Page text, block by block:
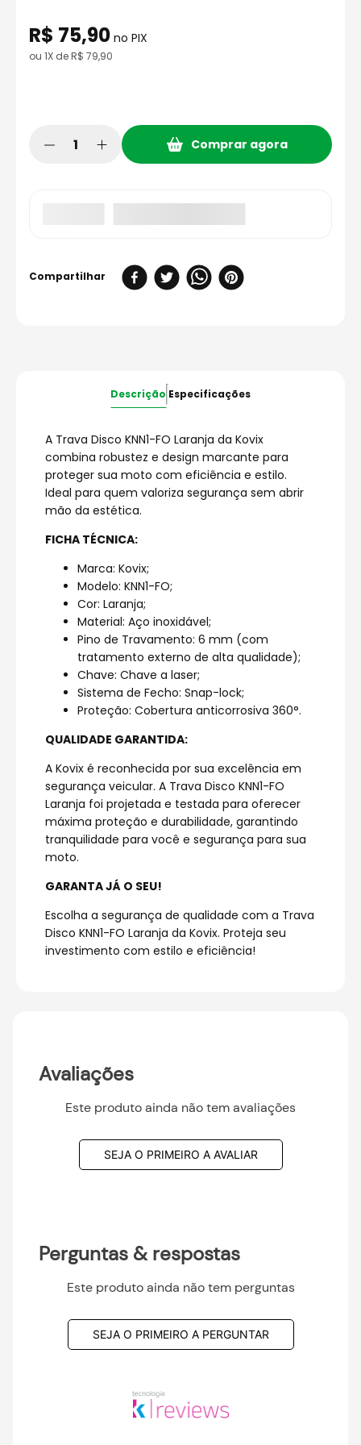
9º capacete aberto
10º race tech
R$ 75,90 no PIX
ou 1X deR$ 79,90
Comprar agora
Descrição Especificações
A Trava Disco KNN1-FO Laranja da Kovix
combina robustez e design marcante para
proteger sua moto com eficiência e estilo.
Ideal para quem valoriza segurança sem abrir
mão da estética.
FICHA TÉCNICA:
Marca: Kovix;
Modelo: KNN1-FO;
Cor: Laranja;
Material: Aço inoxidável;
Pino de Travamento: 6 mm (com
tratamento externo de alta qualidade);
Chave: Chave a laser;
Sistema de Fecho: Snap-lock;
Proteção: Cobertura anticorrosiva 360°.
QUALIDADE GARANTIDA:
A Kovix é reconhecida por sua excelência em
segurança veicular. A Trava Disco KNN1-FO
Laranja foi projetada e testada para oferecer
máxima proteção e durabilidade, garantindo
tranquilidade para você e segurança para sua
moto.
GARANTA JÁ O SEU!
Escolha a segurança de qualidade com a Trava
Disco KNN1-FO Laranja da Kovix. Proteja seu
investimento com estilo e eficiência!
Avaliações
Este produto ainda não tem avaliações
SEJA O PRIMEIRO A AVALIAR
Perguntas & respostas
Este produto ainda não tem perguntas
SEJA O PRIMEIRO A PERGUNTAR